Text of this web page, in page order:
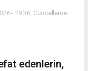
- 19:36, Güncelleme:
edenlerin,